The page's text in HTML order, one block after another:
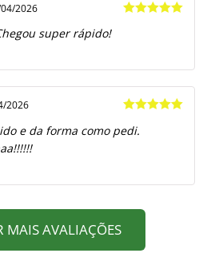
2026
super rápido!
de 5
2026
e da forma como pedi.
MAIS AVALIAÇÕES